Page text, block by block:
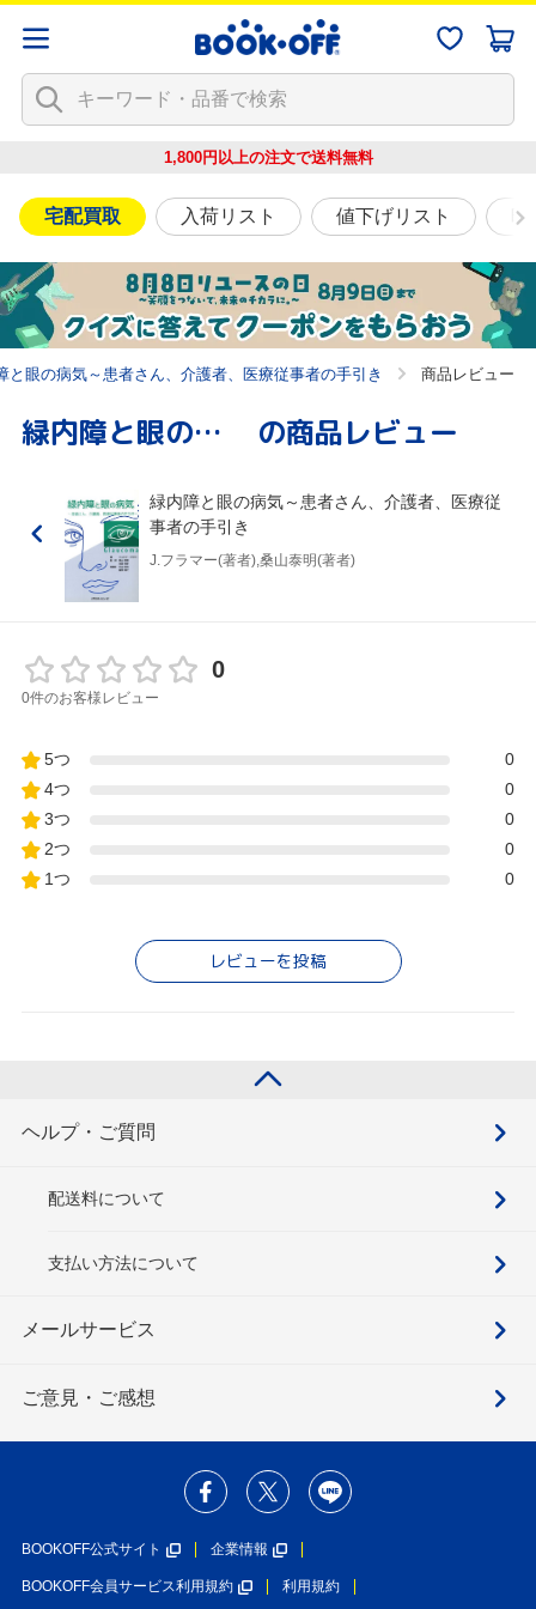
1,800円以上の注文で送料無料
宅配買取 入荷リスト 値下げリスト
と眼の病気～患者さん、介護者、医療従事者の手引き 商品レビュー
緑内障と眼の病気～患者さん、介護者、医療従事者の手引き の商品レビュー
緑内障と眼の病気～患者さん、介護者、医療従
事者の手引き
J.フラマー(著者),桑山泰明(著者)
0
0件のお客様レビュー
5つ
0
4つ
0
3つ
0
2つ
0
1つ
0
レビューを投稿
ヘルプ・ご質問
配送料について
支払い方法について
メールサービス
ご意見・ご感想
BOOKOFF公式サイト 企業情報
BOOKOFF会員サービス利用規約 利用規約